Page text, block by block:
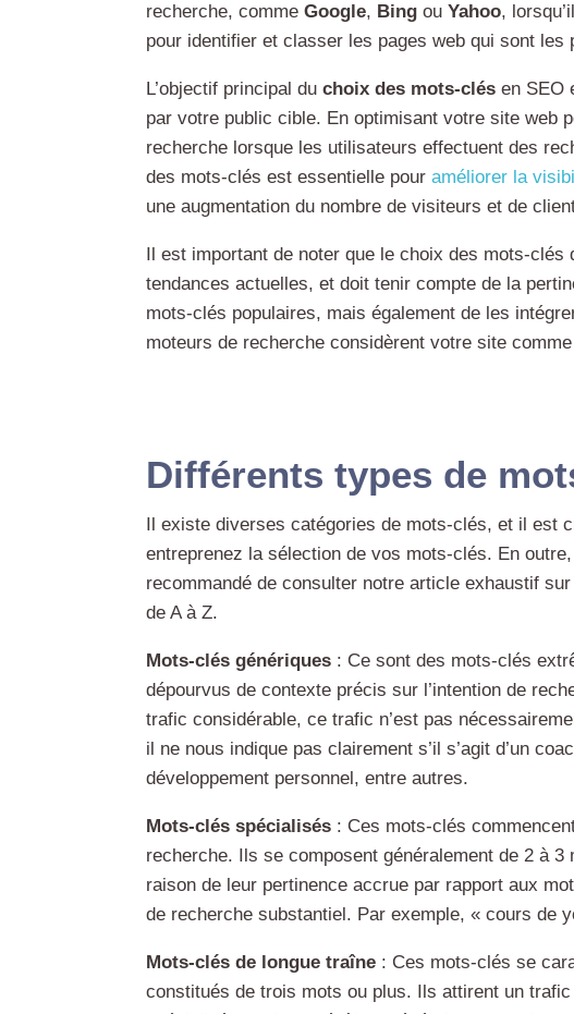
recherche, commeGoogle, Bing ouYahoo,
pour identifier et classer les pages web qui sont les
L’objectif principal duchoix des mots-clés en SEO
par votre public cible. En optimisant votre site web
recherche lorsque les utilisateurs effectuent des
des mots-clés est essentielle pouraméliorer la
une augmentation du nombre de visiteurs et de
Il est important de noter que le choix des mots-
tendances actuelles, et doit tenir compte de la
mots-clés populaires, mais également de les
moteurs de recherche considèrent votre site
Différents types de
Il existe diverses catégories de mots-clés, et il est
entreprenez la sélection de vos mots-clés. En
recommandé de consulter notre article exhaustif
de A à Z.
Mots-clés génériques : Ce sont des mots-clés
dépourvus de contexte précis sur l’intention de
trafic considérable, ce trafic n’est pas
il ne nous indique pas clairement s’il s’agit d’un
développement personnel, entre autres.
Mots-clés spécialisés : Ces mots-clés
recherche. Ils se composent généralement de 2 à
raison de leur pertinence accrue par rapport aux
de recherche substantiel. Par exemple, « cours de
Mots-clés de longue traîne : Ces mots-clés se
constitués de trois mots ou plus. Ils attirent un